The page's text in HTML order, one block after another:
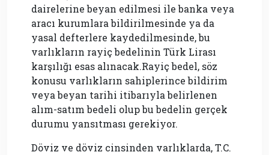
dairelerine beyan edilmesi ile banka veya
aracı kurumlara bildirilmesinde ya da
yasal defterlere kaydedilmesinde, bu
varlıkların rayiç bedelinin Türk Lirası
karşılığı esas alınacak.Rayiç bedel, söz
konusu varlıkların sahiplerince bildirim
veya beyan tarihi itibarıyla belirlenen
alım-satım bedeli olup bu bedelin gerçek
durumu yansıtması gerekiyor.
Döviz ve döviz cinsinden varlıklarda, T.C.